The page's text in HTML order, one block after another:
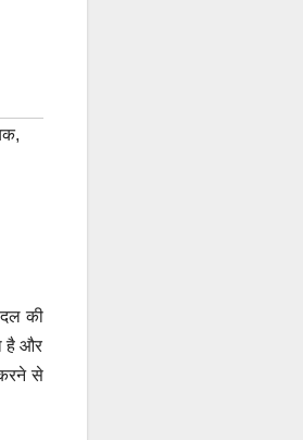
,
दल की
है और
से